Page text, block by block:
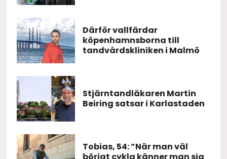
Därför vallfärdar
köpenhamnsborna till
tandvårdskliniken i Malmö
Stjärntandläkaren Martin
Beiring satsar i Karlastaden
Tobias, 54: ”När man väl